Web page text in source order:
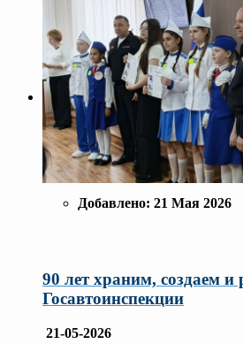
Добавлено: 21 Мая 2026
90 лет храним, создаем и
Госавтоинспекции
21-05-2026